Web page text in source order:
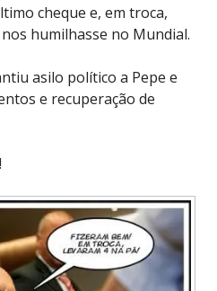
cheque e, em troca,
humilhasse no Mundial.
asilo político a Pepe e
e recuperação de